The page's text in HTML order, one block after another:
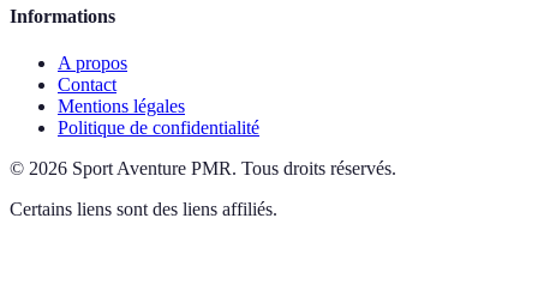
Informations
A propos
Contact
Mentions légales
Politique de confidentialité
© 2026 Sport Aventure PMR. Tous droits réservés.
Certains liens sont des liens affiliés.